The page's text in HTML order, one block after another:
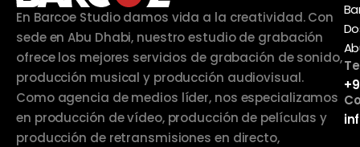
En Barcoe Studio damos vida a la creatividad. Con
sede en Abu Dhabi, nuestro estudio de grabación
ofrece los mejores servicios de grabación de sonido,
producción musical y producción audiovisual.
Como agencia de medios líder, nos especializamos
en producción de vídeo, producción de películas y
producción de retransmisiones en directo,